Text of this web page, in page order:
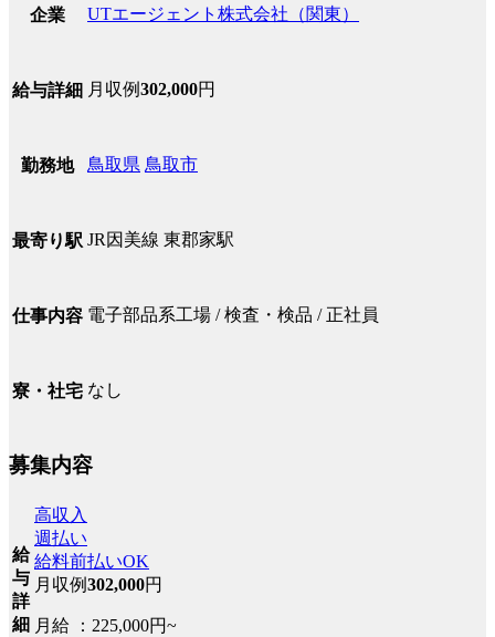
企業 UTエージェント株式会社（関東）
給与詳細 月収例302,000円
勤務地 鳥取県 鳥取市
最寄り駅 JR因美線 東郡家駅
仕事内容 電子部品系工場 / 検査・検品 / 正社員
寮・社宅 なし
募集内容
給
与
詳
細
高収入
週払い
給料前払いOK
月収例302,000円
月給 ：225,000円~